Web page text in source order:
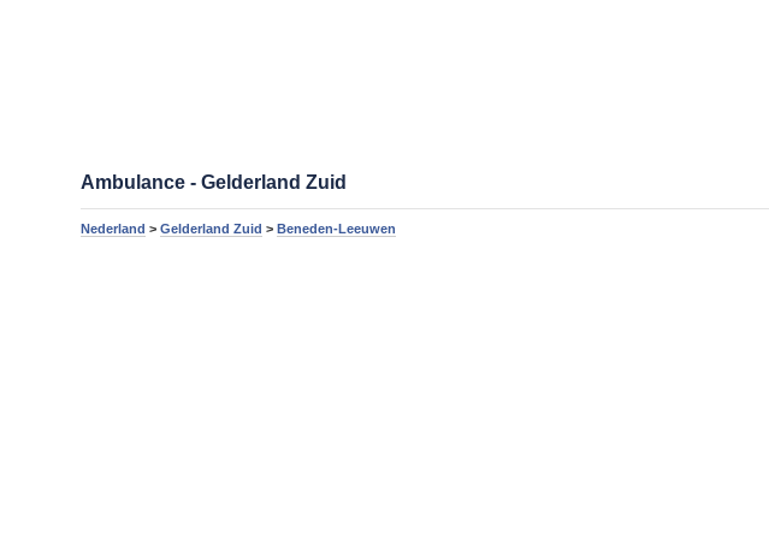
Ambulance - Gelderland Zuid
Nederland >Gelderland Zuid >Beneden-Leeuwen